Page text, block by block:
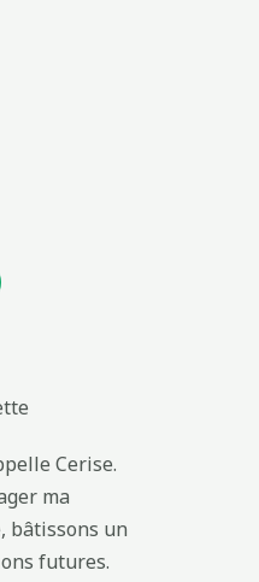
Cerise.
ma
bâtissons un
futures.